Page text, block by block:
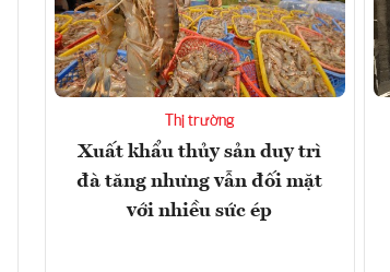
Thị trường
Xuất khẩu thủy sản duy trì
đà tăng nhưng vẫn đối mặt
với nhiều sức ép